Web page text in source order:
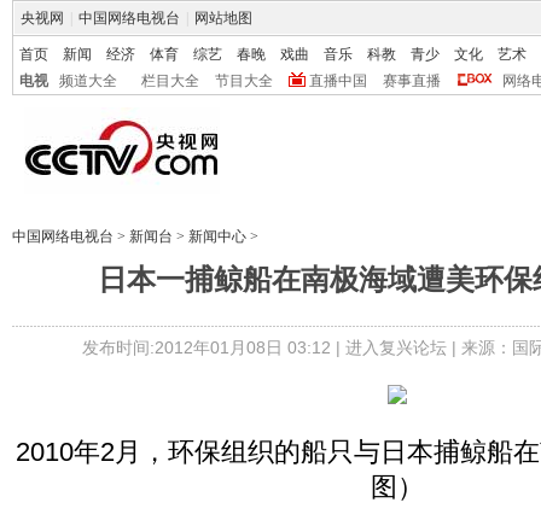
央视网 中国网络电视台 网站地图
首页 新闻 经济 体育 综艺 春晚 戏曲 音乐 科教 青少 文化
艺术
电视
频道大全 栏目大全 节目大全 直播中国 赛事直播 网络
中国网络电视台 > 新闻台 > 新闻中心 >
日本一捕鲸船在南极海域遭美环
发布时间:2012年01月08日 03:12 | 进入复兴论坛| 来源：国
2010年2月，环保组织的船只与日本捕鲸船
图）